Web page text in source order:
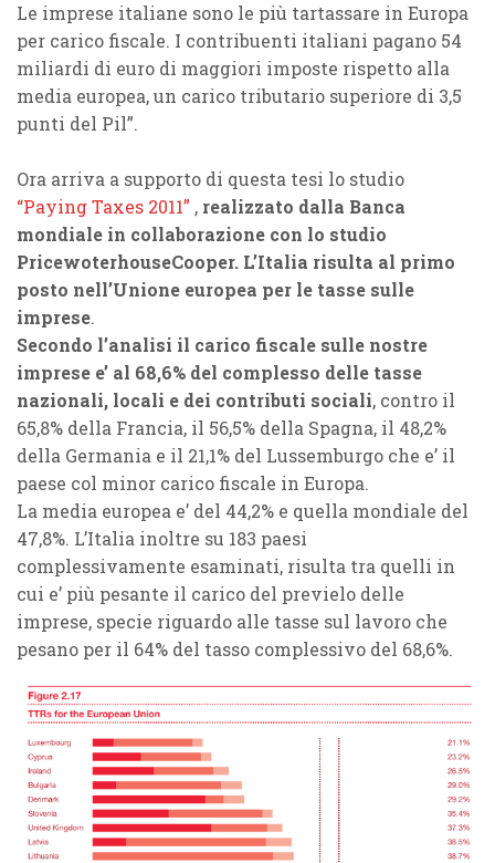
Le imprese italiane sono le più tartassare in Europa
per carico fiscale. I contribuenti italiani pagano 54
miliardi di euro di maggiori imposte rispetto alla
media europea, un carico tributario superiore di 3,5
punti del Pil”.
Ora arriva a supporto di questa tesi lo studio
“Paying Taxes 2011” , realizzato dalla Banca
mondiale in collaborazione con lo studio
PricewoterhouseCooper. L’Italia risulta al primo
posto nell’Unione europea per le tasse sulle
imprese.
Secondo l’analisi il carico fiscale sulle nostre
imprese e’ al 68,6% del complesso delle tasse
nazionali, locali e dei contributi sociali, contro il
65,8% della Francia, il 56,5% della Spagna, il 48,2%
della Germania e il 21,1% del Lussemburgo che e’ il
paese col minor carico fiscale in Europa.
La media europea e’ del 44,2% e quella mondiale del
47,8%. L’Italia inoltre su 183 paesi
complessivamente esaminati, risulta tra quelli in
cui e’ più pesante il carico del previelo delle
imprese, specie riguardo alle tasse sul lavoro che
pesano per il 64% del tasso complessivo del 68,6%.